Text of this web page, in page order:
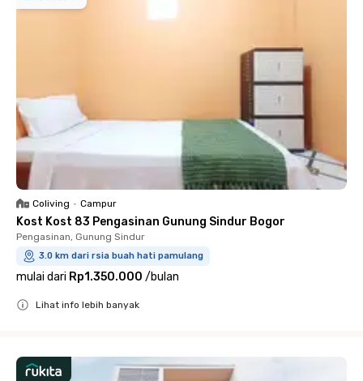
Coliving • Campur
Kost Kost 83 Pengasinan Gunung Sindur Bogor
Pengasinan, Gunung Sindur
3.0 km dari rsia buah hati pamulang
mulai dari Rp1.350.000 /bulan
Lihat info lebih banyak